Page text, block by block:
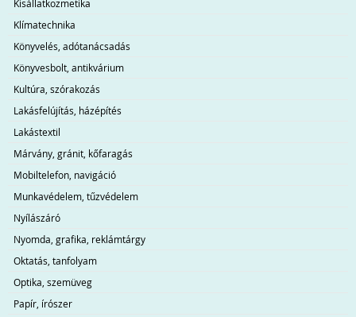
Kisállatkozmetika
Klímatechnika
Könyvelés, adótanácsadás
Könyvesbolt, antikvárium
Kultúra, szórakozás
Lakásfelújítás, házépítés
Lakástextil
Márvány, gránit, kőfaragás
Mobiltelefon, navigáció
Munkavédelem, tűzvédelem
Nyílászáró
Nyomda, grafika, reklámtárgy
Oktatás, tanfolyam
Optika, szemüveg
Papír, írószer